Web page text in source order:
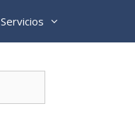
Servicios